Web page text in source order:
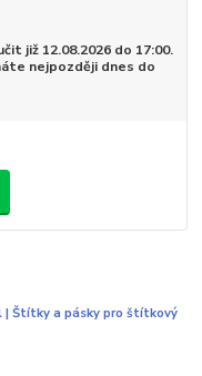
již 12.08.2026 do 17:00.
nejpozději dnes do
Štítky a pásky pro štítkový